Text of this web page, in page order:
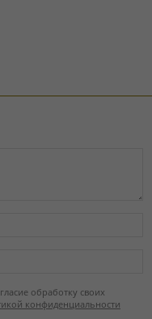
обработку своих
конфиденциальности